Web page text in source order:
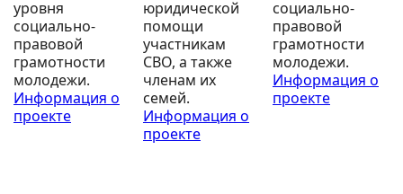
уровня
социально-
правовой
грамотности
молодежи.
Информация о
проекте
юридической
помощи
участникам
СВО, а также
членам их
семей.
Информация о
проекте
социально-
правовой
грамотности
молодежи.
Информация о
проекте